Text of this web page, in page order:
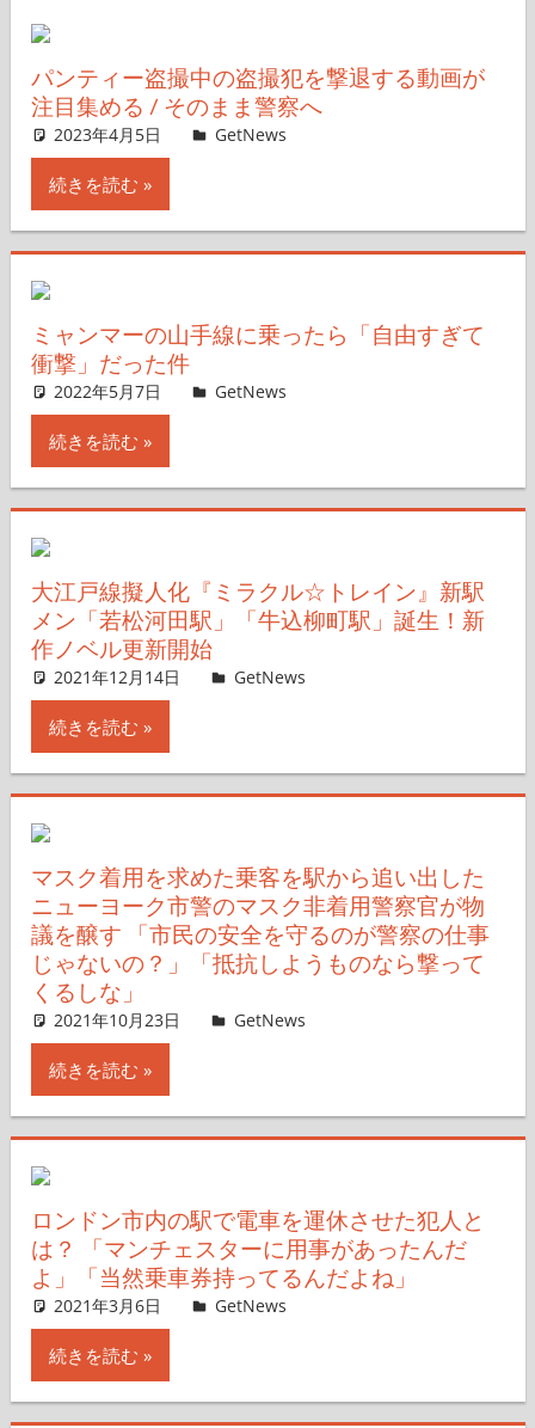
パンティー盗撮中の盗撮犯を撃退する動画が
注目集める / そのまま警察へ
2023年4月5日 GetNews
続きを読む
ミャンマーの山手線に乗ったら「自由すぎて
衝撃」だった件
2022年5月7日 GetNews
続きを読む
大江戸線擬人化『ミラクル☆トレイン』新駅
メン「若松河田駅」「牛込柳町駅」誕生！新
作ノベル更新開始
2021年12月14日 non
GetNews
続きを読む
マスク着用を求めた乗客を駅から追い出した
ニューヨーク市警のマスク非着用警察官が物
議を醸す 「市民の安全を守るのが警察の仕事
じゃないの？」「抵抗しようものなら撃って
くるしな」
2021年10月23日 GetNews
続きを読む
ロンドン市内の駅で電車を運休させた犯人と
は？ 「マンチェスターに用事があったんだ
よ」「当然乗車券持ってるんだよね」
2021年3月6日 GetNews
続きを読む